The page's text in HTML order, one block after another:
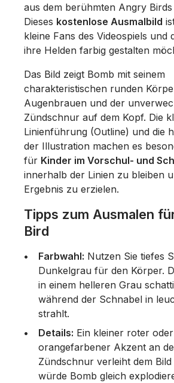
aus dem berühmten Angry
Dieses kostenlose Ausmalbild
kleine Fans des Videospiels und
ihre Helden farbig gestalten
Das Bild zeigt Bomb mit seinem
charakteristischen runden
Augenbrauen und der
Zündschnur auf dem Kopf. Die
Linienführung (Outline) und die
der Illustration machen es
für Kinder im Vorschul- und
innerhalb der Linien zu bleiben
Ergebnis zu erzielen.
Tipps zum Ausmalen
Bird
Farbwahl: Nutzen Sie tiefes
Dunkelgrau für den Körper.
in einem helleren Grau
während der Schnabel in
strahlt.
Details: Ein kleiner roter oder
orangefarbener Akzent an
Zündschnur verleiht dem Bild
würde Bomb gleich